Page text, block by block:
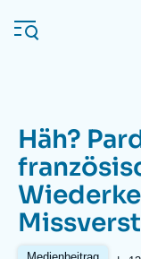
zum
Inhalt
Navigation
principale
Ifri
Häh?